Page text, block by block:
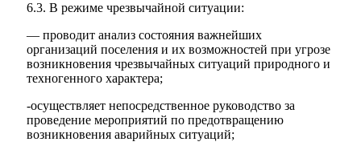
6.3. В режиме чрезвычайной ситуации:
— проводит анализ состояния важнейших
организаций поселения и их возможностей при угрозе
возникновения чрезвычайных ситуаций природного и
техногенного характера;
-осуществляет непосредственное руководство за
проведение мероприятий по предотвращению
возникновения аварийных ситуаций;